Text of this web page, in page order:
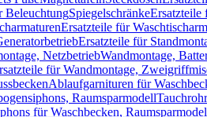
BeleuchtungSpiegelschränkeErsatzteile
Ersatzteile für
Ersatzteile für
NetzbetriebWandmontage,
für Wandmontage,
Ablaufgarnituren für
Raumsparmodell
für Waschbecken,